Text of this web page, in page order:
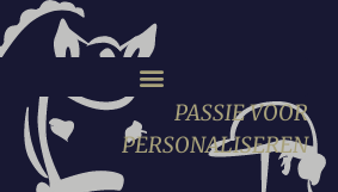
PASSIE VOOR
PERSONALISEREN